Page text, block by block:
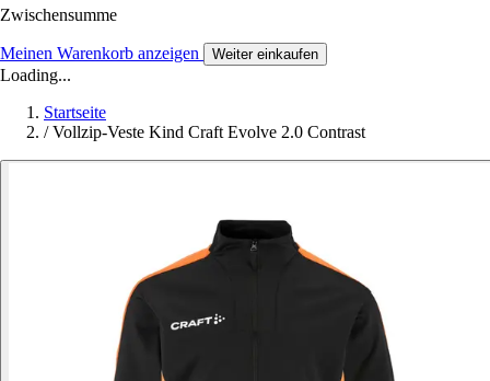
Zwischensumme
Meinen Warenkorb anzeigen Weiter einkaufen
Loading...
Startseite
/ Vollzip-Veste Kind Craft Evolve 2.0 Contrast